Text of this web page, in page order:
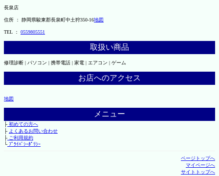
長泉店
住所 ： 静岡県駿東郡長泉町中土狩350-16地図
TEL ： 0559805551
取扱い商品
修理診断 | パソコン | 携帯電話 | 家電 | エアコン | ゲーム
お店へのアクセス
地図
メニュー
├初めての方へ
├ よくあるお問い合わせ
├ご利用規約
└ﾌﾟﾗｲﾊﾞｼｰﾎﾟﾘｼｰ
ページトップへ
マイページへ
サイトトップへ